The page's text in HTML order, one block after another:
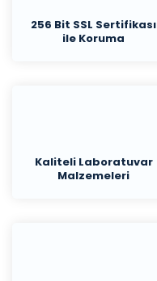
256 Bit SSL Sertifikası
ile Koruma
Kaliteli Laboratuvar
Malzemeleri